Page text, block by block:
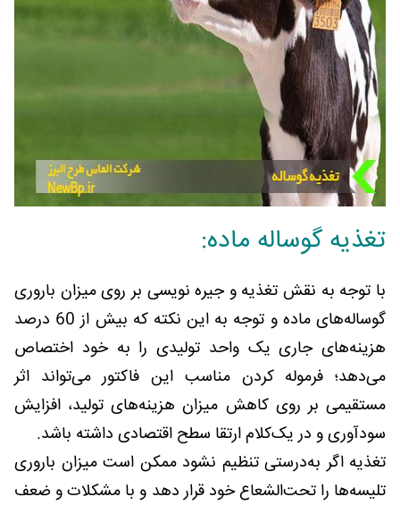
تغذیه گوساله ماده:
با توجه به نقش تغذیه و جیره نویسی بر روی میزان باروری
گوساله‌های ماده و توجه به این نکته که بیش از 60 درصد
هزینه‌های جاری یک واحد تولیدی را به خود اختصاص
می‌دهد؛ فرموله کردن مناسب این فاکتور می‌تواند اثر
مستقیمی بر روی کاهش میزان هزینه‌های تولید، افزایش
سودآوری و در یک‌کلام ارتقا سطح اقتصادی داشته باشد.
تغذیه اگر به‌درستی تنظیم نشود ممکن است میزان باروری
تلیسه‌ها را تحت‌الشعاع خود قرار دهد و با مشکلات و ضعف